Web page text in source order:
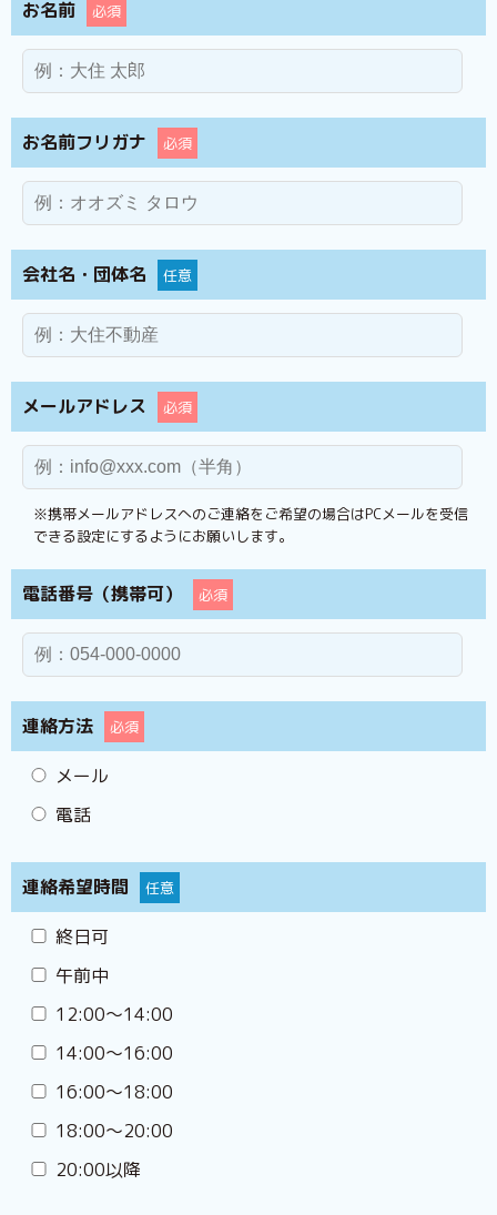
お名前 必須
お名前フリガナ 必須
会社名・団体名 任意
メールアドレス 必須
※携帯メールアドレスへのご連絡をご希望の場合はPCメールを受信
できる設定にするようにお願いします。
電話番号（携帯可） 必須
連絡方法 必須
メール
電話
連絡希望時間 任意
終日可
午前中
12:00〜14:00
14:00〜16:00
16:00〜18:00
18:00〜20:00
20:00以降